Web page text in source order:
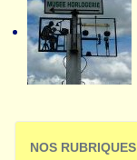
NOS RUBRIQUES